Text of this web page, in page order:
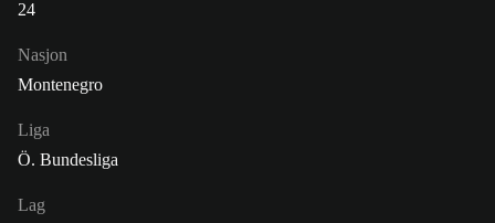
24
Nasjon
Montenegro
Liga
Ö. Bundesliga
Lag